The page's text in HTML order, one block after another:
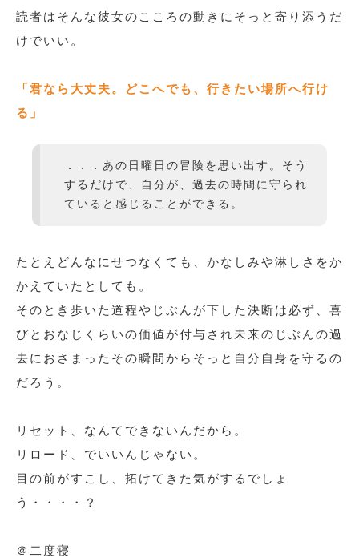
読者はそんな彼女のこころの動きにそっと寄り添うだ
けでいい。
「君なら大丈夫。どこへでも、行きたい場所へ行け
る」
．．．あの日曜日の冒険を思い出す。そう
するだけで、自分が、過去の時間に守られ
ていると感じることができる。
たとえどんなにせつなくても、かなしみや淋しさをか
かえていたとしても。
そのとき歩いた道程やじぶんが下した決断は必ず、喜
びとおなじくらいの価値が付与され未来のじぶんの過
去におさまったその瞬間からそっと自分自身を守るの
だろう。
リセット、なんてできないんだから。
リロード、でいいんじゃない。
目の前がすこし、拓けてきた気がするでしょ
う・・・・？
＠二度寝